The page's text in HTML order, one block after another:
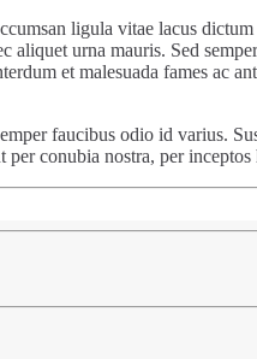
ligula vitae lacus dictum
urna mauris. Sed
et malesuada fames ac
faucibus odio id varius.
conubia nostra, per inceptos